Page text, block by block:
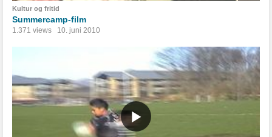
Kultur og fritid
Summercamp-film
1.371 views 10. juni 2010